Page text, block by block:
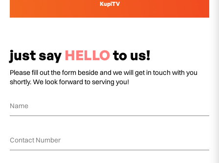
KupiTV
just say HELLOto us!
Please fill out the form beside and we will get in touch with you
shortly. We look forward to serving you!